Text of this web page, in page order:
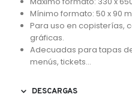
Mínimo formato: 50 x 90
Para uso en copisterías,
gráficas.
Adecuadas para tapas
menús, tickets…
DESCARGAS